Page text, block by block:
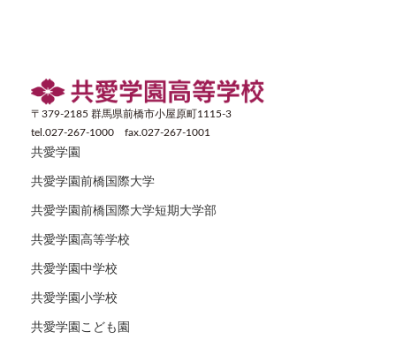
〒379-2185 群馬県前橋市小屋原町1115-3
tel.027-267-1000 fax.027-267-1001
共愛学園
共愛学園前橋国際大学
共愛学園前橋国際大学短期大学部
共愛学園高等学校
共愛学園中学校
共愛学園小学校
共愛学園こども園